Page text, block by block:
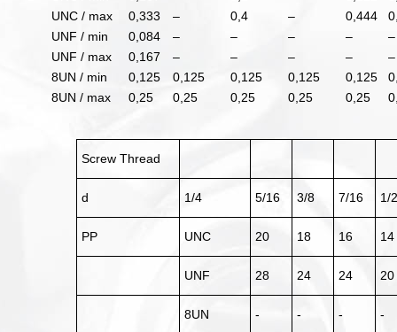
UNC / max
0,333 – 0,4 – 0,444
UNF / min
0,084 – – – –
–
UNF / max
0,167 – – – –
–
8UN / min
0,125 0,125 0,125 0,125 0,125
8UN / max
0,25 0,25 0,25 0,25 0,25
Screw Thread
d 1/4 5/16 3/8 7/16 1/2
PP UNC 20 18 16 14
UNF 28 24 24 20
8UN - - - -